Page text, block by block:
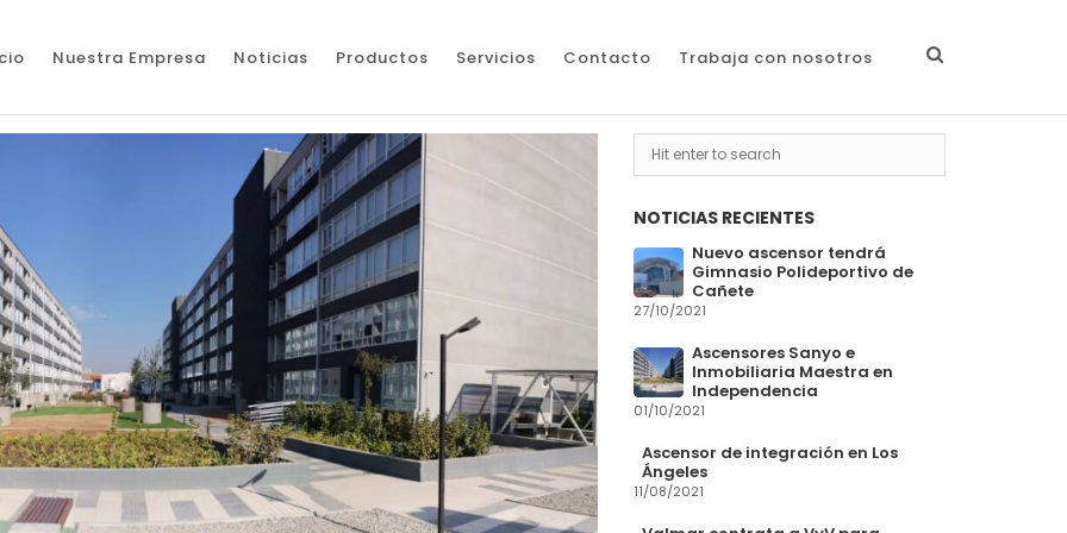
Nuestra Empresa Noticias Productos Servicios Contacto Trabaja con nosotros
NOTICIAS RECIENTES
Nuevo ascensor tendrá
Gimnasio Polideportivo de
Cañete
27/10/2021
Ascensores Sanyo e
Inmobiliaria Maestra en
Independencia
01/10/2021
Ascensor de integración en Los
Ángeles
11/08/2021